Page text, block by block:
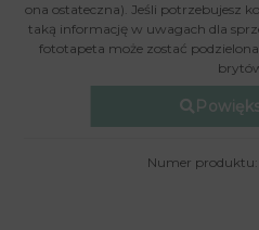
ona ostateczna). Jeśli potrzebujesz
taką informację w uwagach dla
fototapeta może zostać
Numer produktu: